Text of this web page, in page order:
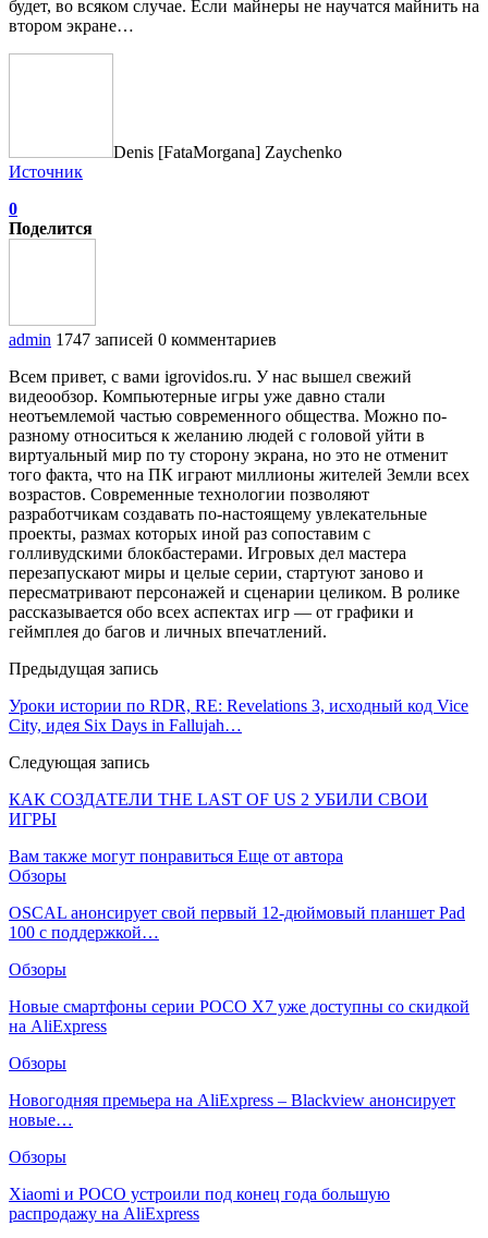
будет, во всяком случае. Если майнеры не научатся майнить на
втором экране…
Denis [FataMorgana] Zaychenko
Источник
0
Поделится
admin 1747 записей 0 комментариев
Всем привет, с вами igrovidos.ru. У нас вышел свежий
видеообзор. Компьютерные игры уже давно стали
неотъемлемой частью современного общества. Можно по-
разному относиться к желанию людей с головой уйти в
виртуальный мир по ту сторону экрана, но это не отменит
того факта, что на ПК играют миллионы жителей Земли всех
возрастов. Современные технологии позволяют
разработчикам создавать по-настоящему увлекательные
проекты, размах которых иной раз сопоставим с
голливудскими блокбастерами. Игровых дел мастера
перезапускают миры и целые серии, стартуют заново и
пересматривают персонажей и сценарии целиком. В ролике
рассказывается обо всех аспектах игр — от графики и
геймплея до багов и личных впечатлений.
Предыдущая запись
Уроки истории по RDR, RE: Revelations 3, исходный код Vice
City, идея Six Days in Fallujah…
Следующая запись
КАК СОЗДАТЕЛИ THE LAST OF US 2 УБИЛИ СВОИ
ИГРЫ
Вам также могут понравиться Еще от автора
Обзоры
OSCAL анонсирует свой первый 12-дюймовый планшет Pad
100 с поддержкой…
Обзоры
Новые смартфоны серии POCO X7 уже доступны со скидкой
на AliExpress
Обзоры
Новогодняя премьера на AliExpress – Blackview анонсирует
новые…
Обзоры
Xiaomi и POCO устроили под конец года большую
распродажу на AliExpress